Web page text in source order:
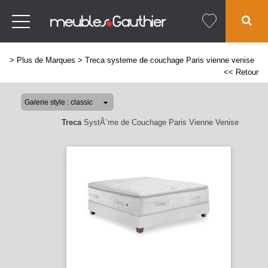
> Plus de Marques > Treca systeme de couchage Paris vienne venise
<< Retour
TrecaSystÃ¨me de Couchage Paris Vienne Venise